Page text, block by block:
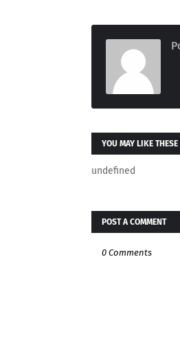
YOU MAY LIKE THESE
undefined
POST A COMMENT
0 Comments